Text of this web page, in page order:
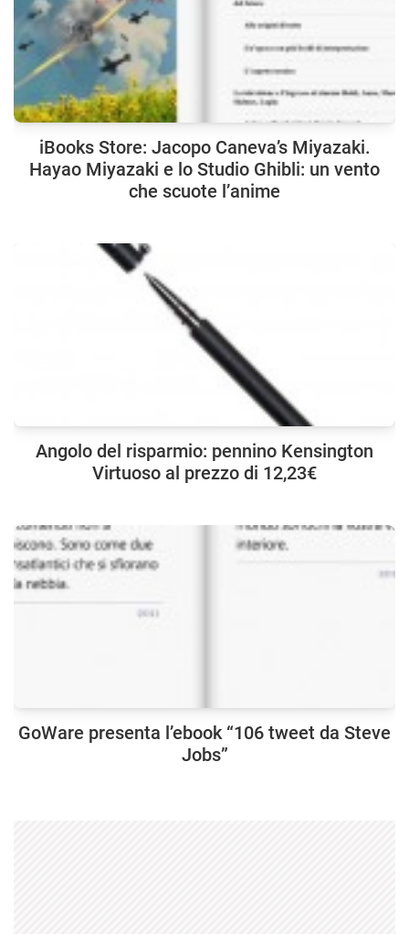
iBooks Store: Jacopo Caneva’s Miyazaki.
Hayao Miyazaki e lo Studio Ghibli: un vento
che scuote l’anime
Angolo del risparmio: pennino Kensington
Virtuoso al prezzo di 12,23€
GoWare presenta l’ebook “106 tweet da Steve
Jobs”